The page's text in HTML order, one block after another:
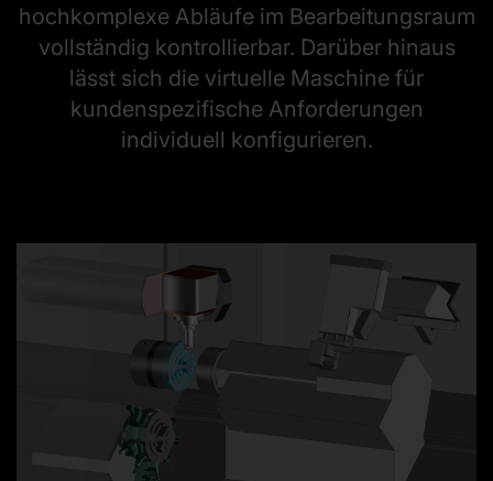
hochkomplexe Abläufe im Bearbeitungsraum
vollständig kontrollierbar. Darüber hinaus
lässt sich die virtuelle Maschine für
kundenspezifische Anforderungen
individuell konfigurieren.